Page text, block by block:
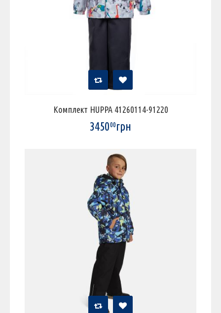
Комплект HUPPA 41260114-91220
345000грн